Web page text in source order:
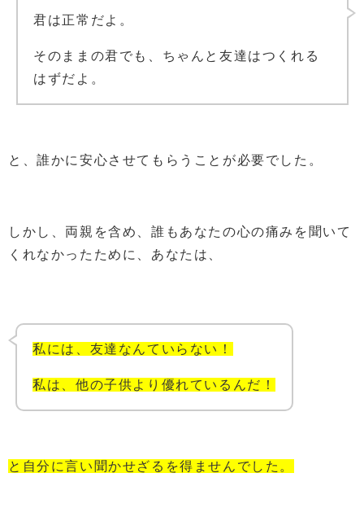
君は正常だよ。
そのままの君でも、ちゃんと友達はつくれる
はずだよ。
と、誰かに安心させてもらうことが必要でした。
しかし、両親を含め、誰もあなたの心の痛みを聞いて
くれなかったために、あなたは、
私には、友達なんていらない！
私は、他の子供より優れているんだ！
と自分に言い聞かせざるを得ませんでした。